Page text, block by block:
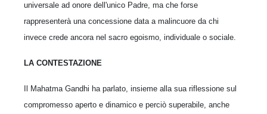
universale ad onore dell'unico Padre, ma che forse
rappresenterà una concessione data a malincuore da chi
invece crede ancora nel sacro egoismo, individuale o sociale.
LA CONTESTAZIONE
Il Mahatma Gandhi ha parlato, insieme alla sua riflessione sul
compromesso aperto e dinamico e perciò superabile, anche